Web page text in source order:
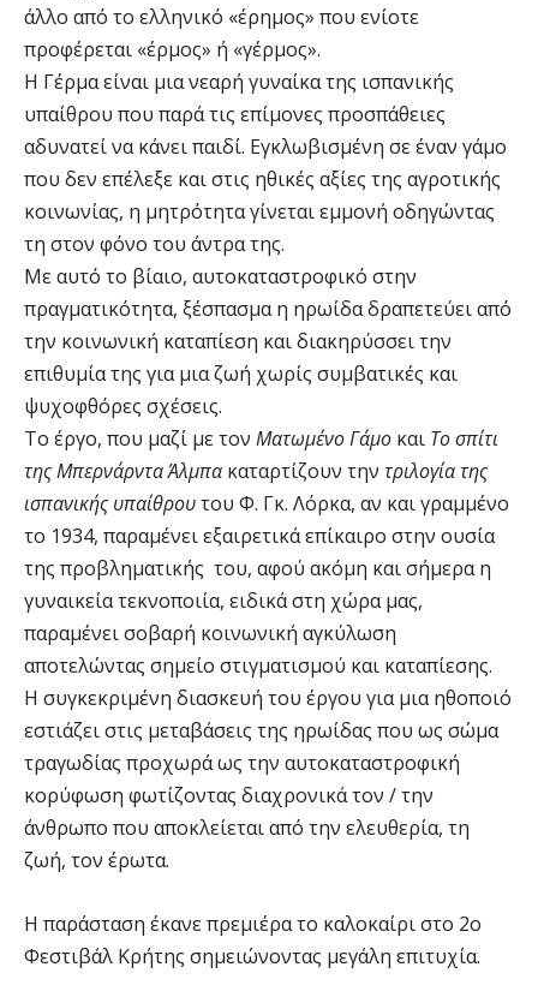
άλλο από το ελληνικό «έρηµος» που ενίοτε
προφέρεται «έρµος» ή «γέρµος».
Η Γέρµα είναι µια νεαρή γυναίκα της ισπανικής
υπαίθρου που παρά τις επίµονες προσπάθειες
αδυνατεί να κάνει παιδί. Εγκλωβισμένη σε έναν γάμο
που δεν επέλεξε και στις ηθικές αξίες της αγροτικής
κοινωνίας, η µητρότητα γίνεται εμμονή οδηγώντας
τη στον φόνο του άντρα της.
Με αυτό το βίαιο, αυτοκαταστροφικό στην
πραγματικότητα, ξέσπασμα η ηρωίδα δραπετεύει από
την κοινωνική καταπίεση και διακηρύσσει την
επιθυμία της για µια ζωή χωρίς συμβατικές και
ψυχοφθόρες σχέσεις.
Το έργο, που μαζί µε τον Ματωµένο Γάµο και Το σπίτι
της Μπερνάρντα Άλµπα καταρτίζουν την τριλογία της
ισπανικής υπαίθρουτου Φ. Γκ. Λόρκα, αν και γραμμένο
το 1934, παραμένει εξαιρετικά επίκαιρο στην ουσία
της προβληματικής του, αφού ακόμη και σήμερα η
γυναικεία τεκνοποιία, ειδικά στη χώρα µας,
παραμένει σοβαρή κοινωνική αγκύλωση
αποτελώντας σημείο στιγματισμού και καταπίεσης.
Η συγκεκριμένη διασκευή του έργου για µια ηθοποιό
εστιάζει στις μεταβάσεις της ηρωίδας που ως σώμα
τραγωδίας προχωρά ως την αυτοκαταστροφική
κορύφωση φωτίζοντας διαχρονικά τον / την
άνθρωπο που αποκλείεται από την ελευθερία, τη
ζωή, τον έρωτα.
Η παράσταση έκανε πρεµιέρα το καλοκαίρι στο 2ο
Φεστιβάλ Κρήτης σηµειώνοντας μεγάλη επιτυχία.